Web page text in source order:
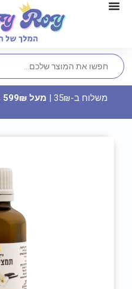
סט
₪
משלוח ב-35₪ | מעל 599₪ משלוח חינם או איסוף עצמי